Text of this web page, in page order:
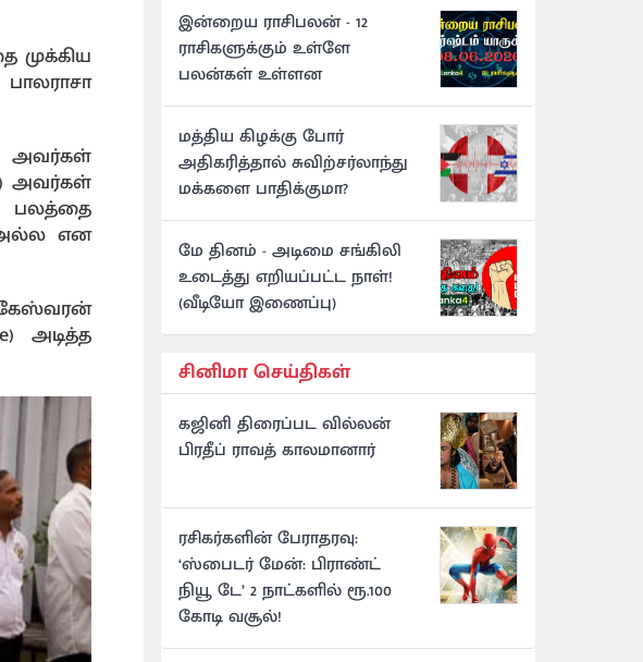
முக்கிய
அவர்கள்
அவர்கள்
பலத்தை
அல்ல என
அடித்த
இன்றைய ராசிபலன் - 12
ராசிகளுக்கும் உள்ளே
பலன்கள் உள்ளன
மத்திய கிழக்கு போர்
அதிகரித்தால் சுவிற்சர்லாந்து
மக்களை பாதிக்குமா?
மே தினம் - அடிமை சங்கிலி
உடைத்து எறியப்பட்ட நாள்!
(வீடியோ இணைப்பு)
சினிமா செய்திகள்
கஜினி திரைப்பட வில்லன்
பிரதீப் ராவத் காலமானார்
ரசிகர்களின் பேராதரவு:
‘ஸ்பைடர் மேன்: பிராண்ட்
நியூ டே’ 2 நாட்களில் ரூ.100
கோடி வசூல்!